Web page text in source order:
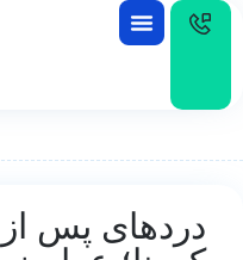
EN
دردهای پس از